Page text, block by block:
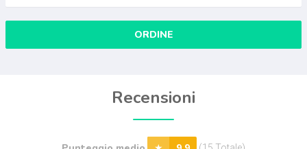
ORDINE
Recensioni